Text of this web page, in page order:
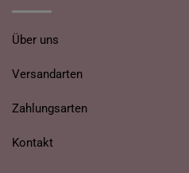
Über uns
Versandarten
Zahlungsarten
Kontakt